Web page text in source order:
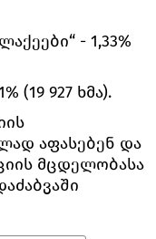
- 1,33%
(19 927 ხმა).
აფასებენ და
მცდელობასა